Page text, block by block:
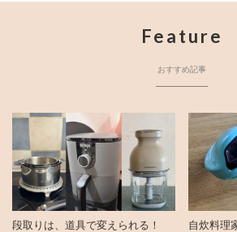
Feature
おすすめ記事
段取りは、道具で変えられる！
自炊料理